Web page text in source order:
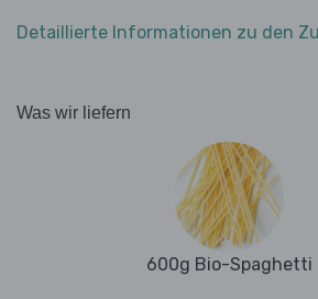
Detaillierte Informationen zu den
Was wir liefern
600g Bio-Spaghetti